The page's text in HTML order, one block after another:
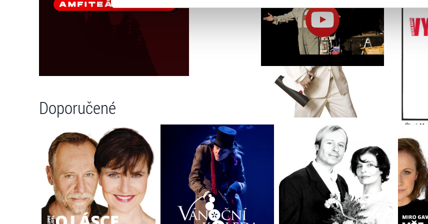
Jaké typy cookies používáme, naleznete níže. Možnosti zpracování upravíte
můžete kdykoliv změnit v zápatí stránky v záložce „Cookies a jejich nastavení“.
Doporučené